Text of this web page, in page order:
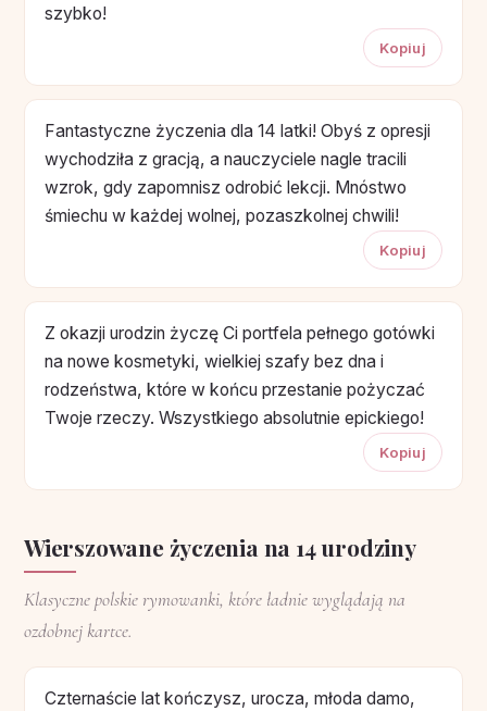
szybko!
Kopiuj
Fantastyczne życzenia dla 14 latki! Obyś z opresji
wychodziła z gracją, a nauczyciele nagle tracili
wzrok, gdy zapomnisz odrobić lekcji. Mnóstwo
śmiechu w każdej wolnej, pozaszkolnej chwili!
Kopiuj
Z okazji urodzin życzę Ci portfela pełnego gotówki
na nowe kosmetyki, wielkiej szafy bez dna i
rodzeństwa, które w końcu przestanie pożyczać
Twoje rzeczy. Wszystkiego absolutnie epickiego!
Kopiuj
Wierszowane życzenia na 14 urodziny
Klasyczne polskie rymowanki, które ładnie wyglądają na
ozdobnej kartce.
Czternaście lat kończysz, urocza, młoda damo,